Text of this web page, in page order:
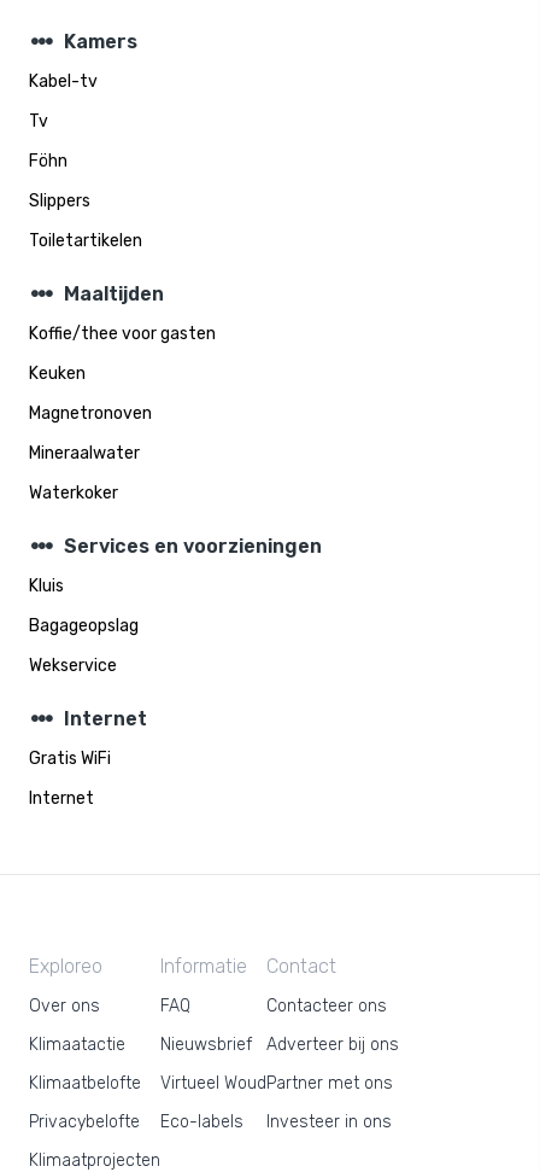
steppers Kamers
Kabel-tv
Tv
Föhn
Slippers
Toiletartikelen
steppers Maaltijden
Koffie/thee voor gasten
Keuken
Magnetronoven
Mineraalwater
Waterkoker
steppers Services en voorzieningen
Kluis
Bagageopslag
Wekservice
steppers Internet
Gratis WiFi
Internet
Exploreo
Over ons
Klimaatactie
Klimaatbelofte
Privacybelofte
Klimaatprojecten
Informatie
FAQ
Nieuwsbrief
Virtueel Woud
Eco-labels
Contact
Contacteer ons
Adverteer bij ons
Partner met ons
Investeer in ons